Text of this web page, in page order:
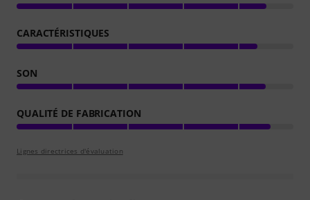
CARACTÉRISTIQUES
SON
QUALITÉ DE FABRICATION
Lignes directrices d'évaluation